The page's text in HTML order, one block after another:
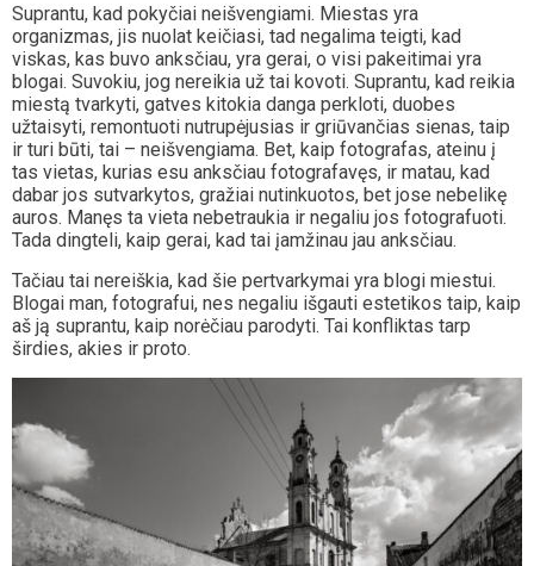
Suprantu, kad pokyčiai neišvengiami. Miestas yra
organizmas, jis nuolat keičiasi, tad negalima teigti, kad
viskas, kas buvo anksčiau, yra gerai, o visi pakeitimai yra
blogai. Suvokiu, jog nereikia už tai kovoti. Suprantu, kad reikia
miestą tvarkyti, gatves kitokia danga perkloti, duobes
užtaisyti, remontuoti nutrupėjusias ir griūvančias sienas, taip
ir turi būti, tai – neišvengiama. Bet, kaip fotografas, ateinu į
tas vietas, kurias esu anksčiau fotografavęs, ir matau, kad
dabar jos sutvarkytos, gražiai nutinkuotos, bet jose nebelikę
auros. Manęs ta vieta nebetraukia ir negaliu jos fotografuoti.
Tada dingteli, kaip gerai, kad tai įamžinau jau anksčiau.
Tačiau tai nereiškia, kad šie pertvarkymai yra blogi miestui.
Blogai man, fotografui, nes negaliu išgauti estetikos taip, kaip
aš ją suprantu, kaip norėčiau parodyti. Tai konfliktas tarp
širdies, akies ir proto.